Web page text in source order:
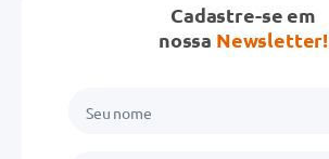
Cadastre-se em
nossa Newsletter!